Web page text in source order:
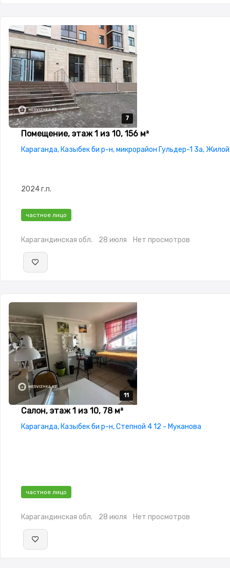
7
7
7
7
7
Помещение, этаж 1 из 10, 156 м²
Караганда, Казыбек би р-н, микрорайон Гульдер-1 3а,
2024 г.п.
частное лицо
Карагандинская обл. 28 июля Нет просмотров
11
11
11
11
11
Салон, этаж 1 из 10, 78 м²
Караганда, Казыбек би р-н, Степной 4 12 - Муканова
частное лицо
Карагандинская обл. 28 июля Нет просмотров